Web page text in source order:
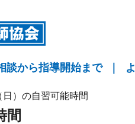
談から指導開始まで
）の自習可能時間
間